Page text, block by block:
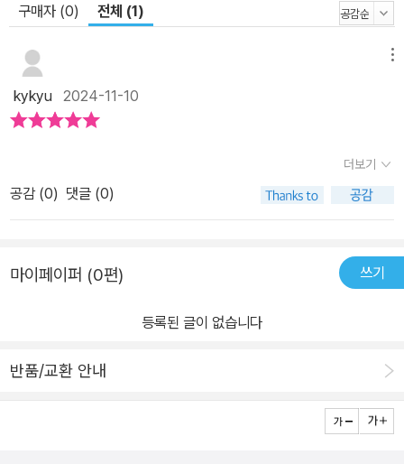
구매자 (0) 전체 (1)
kykyu 2024-11-10
더보기
공감 (0) 댓글 (0)
마이페이퍼 (0편) 쓰기
등록된 글이 없습니다
반품/교환 안내